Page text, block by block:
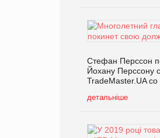
Стефан Перссон
Йохану Перссону
TradeMaster.UA
детальніше